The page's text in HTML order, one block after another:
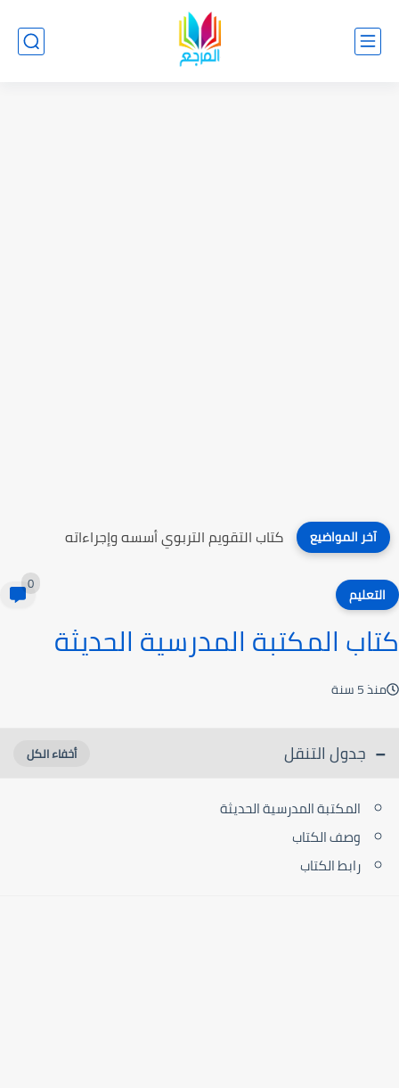
آخر المواضيع كتاب التقويم التربوي أسسه وإجراءاته
التعليم 0
كتاب المكتبة المدرسية الحديثة
منذ 5 سنة
جدول التنقل
المكتبة المدرسية الحديثة
وصف الكتاب
رابط الكتاب